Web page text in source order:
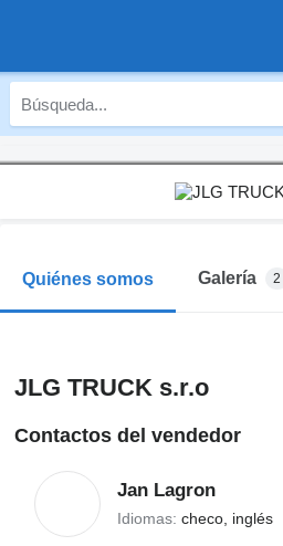
Quiénes somos Galería 2
JLG TRUCK s.r.o
Contactos del vendedor
Jan Lagron
Idiomas: checo, inglés